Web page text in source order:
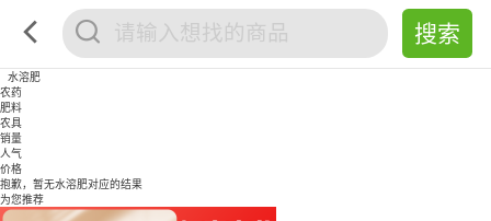
水溶肥
农药
肥料
农具
销量
人气
价格
抱歉，暂无水溶肥对应的结果
为您推荐